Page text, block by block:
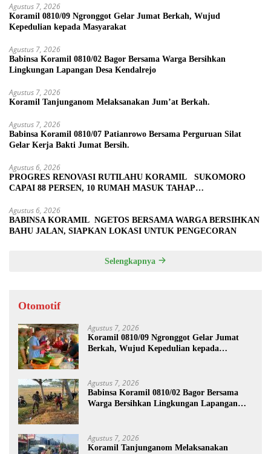
Agustus 7, 2026
Koramil 0810/09 Ngronggot Gelar Jumat Berkah, Wujud
Kepedulian kepada Masyarakat
Agustus 7, 2026
Babinsa Koramil 0810/02 Bagor Bersama Warga Bersihkan
Lingkungan Lapangan Desa Kendalrejo
Agustus 7, 2026
Koramil Tanjunganom Melaksanakan Jum’at Berkah.
Agustus 7, 2026
Babinsa Koramil 0810/07 Patianrowo Bersama Perguruan Silat
Gelar Kerja Bakti Jumat Bersih.
Agustus 6, 2026
PROGRES RENOVASI RUTILAHU KORAMIL SUKOMORO
CAPAI 88 PERSEN, 10 RUMAH MASUK TAHAP
Agustus 6, 2026
BABINSA KORAMIL NGETOS BERSAMA WARGA BERSIHKAN
BAHU JALAN, SIAPKAN LOKASI UNTUK PENGECORAN
Selengkapnya
Otomotif
Agustus 7, 2026
Koramil 0810/09 Ngronggot Gelar Jumat
Berkah, Wujud Kepedulian kepada
Agustus 7, 2026
Babinsa Koramil 0810/02 Bagor Bersama
Warga Bersihkan Lingkungan Lapangan
Agustus 7, 2026
Koramil Tanjunganom Melaksanakan